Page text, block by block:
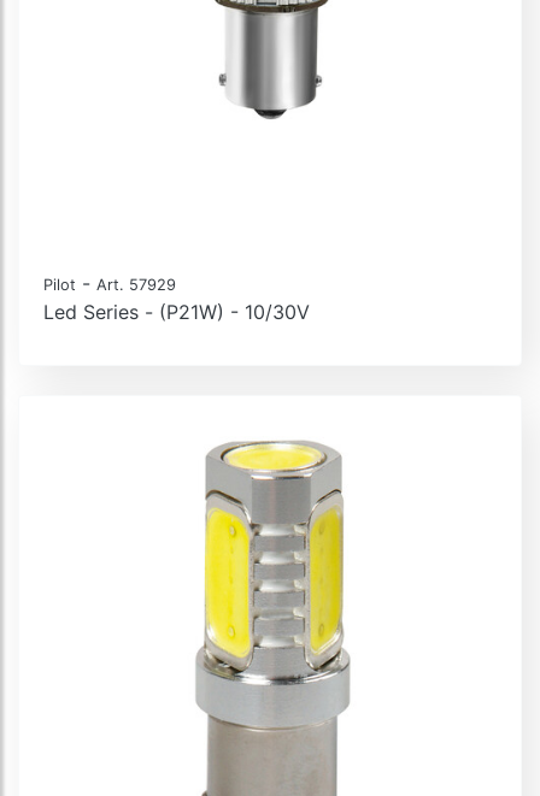
Pilot - Art. 57929
Led Series - (P21W) - 10/30V